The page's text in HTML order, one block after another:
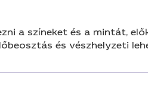
a színeket és a mintát,
és vészhelyzeti